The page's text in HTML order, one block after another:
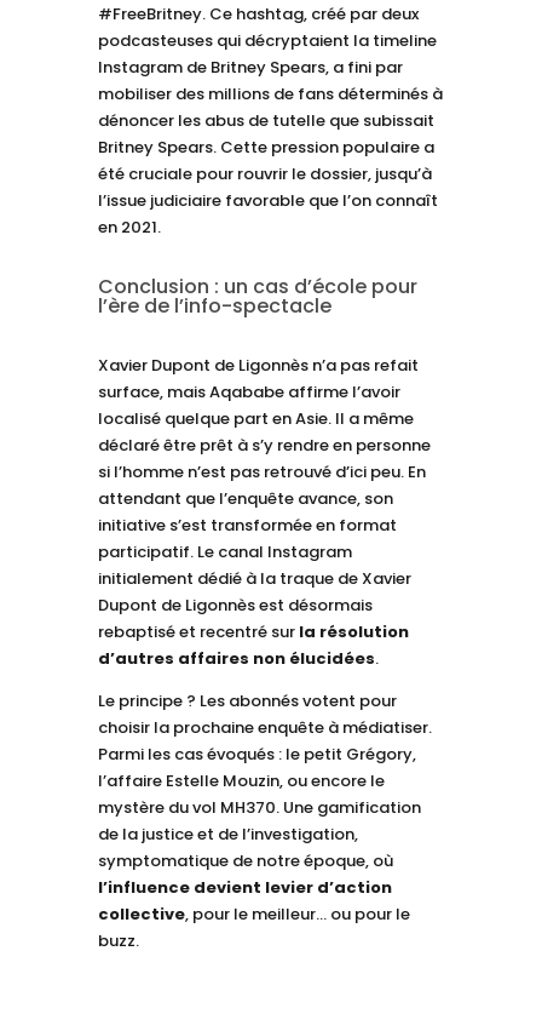
#FreeBritney. Ce hashtag, créé par deux
podcasteuses qui décryptaient la timeline
Instagram de Britney Spears, a fini par
mobiliser des millions de fans déterminés à
dénoncer les abus de tutelle que subissait
Britney Spears. Cette pression populaire a
été cruciale pour rouvrir le dossier, jusqu’à
l’issue judiciaire favorable que l’on connaît
en 2021.
Conclusion : un cas d’école pour
l’ère de l’info-spectacle
Xavier Dupont de Ligonnès n’a pas refait
surface, mais Aqababe affirme l’avoir
localisé quelque part en Asie. Il a même
déclaré être prêt à s’y rendre en personne
si l’homme n’est pas retrouvé d’ici peu. En
attendant que l’enquête avance, son
initiative s’est transformée en format
participatif. Le canal Instagram
initialement dédié à la traque de Xavier
Dupont de Ligonnès est désormais
rebaptisé et recentré sur la résolution
d’autres affaires non élucidées.
Le principe ? Les abonnés votent pour
choisir la prochaine enquête à médiatiser.
Parmi les cas évoqués : le petit Grégory,
l’affaire Estelle Mouzin, ou encore le
mystère du vol MH370. Une gamification
de la justice et de l’investigation,
symptomatique de notre époque, où
l’influence devient levier d’action
collective, pour le meilleur… ou pour le
buzz.